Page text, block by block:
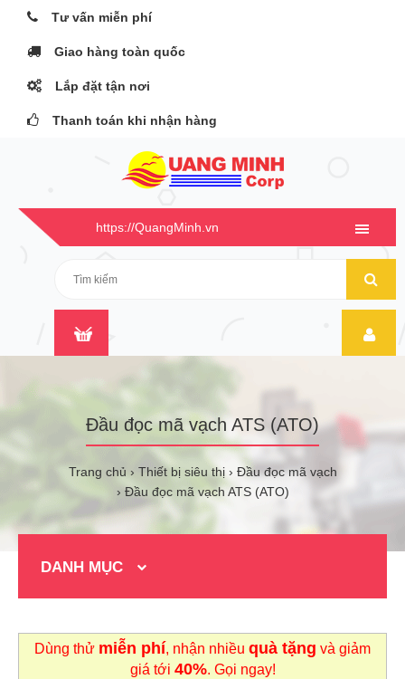
Tư vấn miễn phí
Giao hàng toàn quốc
Lắp đặt tận nơi
Thanh toán khi nhận hàng
https://QuangMinh.vn
Đầu đọc mã vạch ATS (ATO)
Trang chủ Thiết bị siêu thị
Đầu đọc mã vạch
Đầu đọc mã vạch ATS (ATO)
DANH MỤC
Dùng thử miễn phí, nhận nhiều quà tặng và giảm
giá tới 40%. Gọi ngay!